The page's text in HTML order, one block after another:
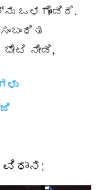
ಒಳಗೊಂಡಿದೆ.
ನೀಡಿ,